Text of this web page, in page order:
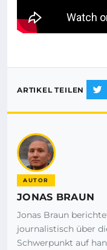
ARTIKEL TEILEN
AUTOR
JONAS BRAUN
Jonas Braun
journalistisch über
Schwerpunkt auf